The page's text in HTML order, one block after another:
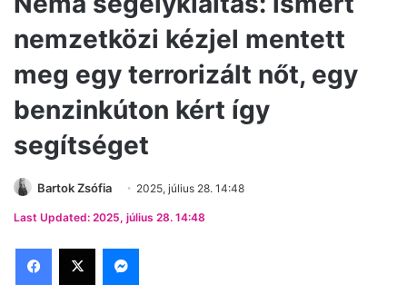
nemzetközi kézjel mentett
meg egy terrorizált nőt, egy
benzinkúton kért így
segítséget
Bartok Zsófia 2025, július 28. 14:48
Last Updated: 2025, július 28. 14:48
Facebook
X Messenger